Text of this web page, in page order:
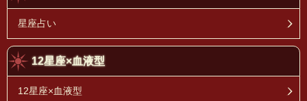
星座占い
12星座×血液型
12星座×血液型